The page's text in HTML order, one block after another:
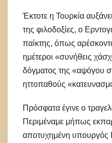
Έκτοτε η Τουρκία
της φιλοδοξίες, ο
παίκτης, όπως
ημέτεροι «συνήθεις
δόγματος της «αψόγου
ηττοπαθούς
Πρόσφατα έγινε ο
Περιμέναμε μήπως
αποτυχημένη υπουργός